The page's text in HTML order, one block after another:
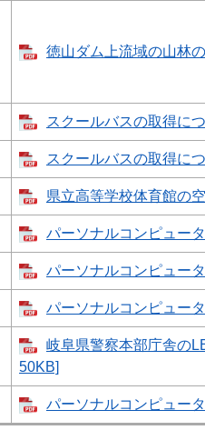
徳山ダム上流域の山林
スクールバスの取得に
スクールバスの取得に
県立高等学校体育館の
パーソナルコンピュー
パーソナルコンピュー
パーソナルコンピュー
岐阜県警察本部庁舎の
50KB]
パーソナルコンピュー